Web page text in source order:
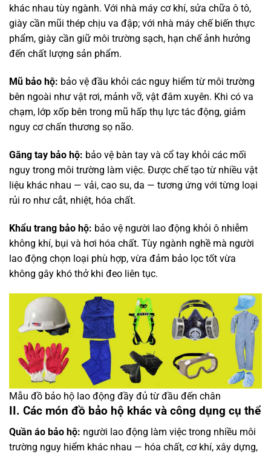
khác nhau tùy ngành. Với nhà máy cơ khí, sửa chữa ô tô,
giày cần mũi thép chịu va đập; với nhà máy chế biến thực
phẩm, giày cần giữ môi trường sạch, hạn chế ảnh hưởng
đến chất lượng sản phẩm.
Mũ bảo hộ: bảo vệ đầu khỏi các nguy hiểm từ môi trường
bên ngoài như vật rơi, mảnh vỡ, vật đâm xuyên. Khi có va
chạm, lớp xốp bên trong mũ hấp thụ lực tác động, giảm
nguy cơ chấn thương sọ não.
Găng tay bảo hộ: bảo vệ bàn tay và cổ tay khỏi các mối
nguy trong môi trường làm việc. Được chế tạo từ nhiều vật
liệu khác nhau — vải, cao su, da — tương ứng với từng loại
rủi ro như cắt, nhiệt, hóa chất.
Khẩu trang bảo hộ: bảo vệ người lao động khỏi ô nhiễm
không khí, bụi và hơi hóa chất. Tùy ngành nghề mà người
lao động chọn loại phù hợp, vừa đảm bảo lọc tốt vừa
không gây khó thở khi đeo liên tục.
Mẫu đồ bảo hộ lao động đầy đủ từ đầu đến chân
II. Các món đồ bảo hộ khác và công dụng cụ thể
Quần áo bảo hộ: người lao động làm việc trong nhiều môi
trường nguy hiểm khác nhau — hóa chất, cơ khí, xây dựng,